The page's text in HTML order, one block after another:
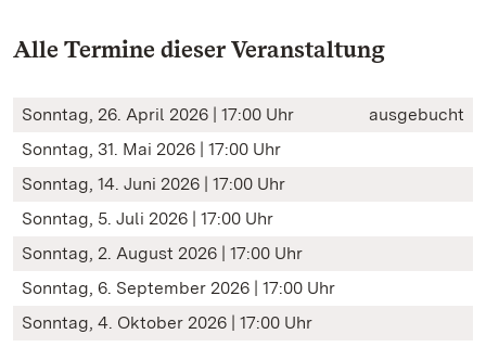
Alle Termine dieser Veranstaltung
Sonntag, 26. April 2026 | 17:00 Uhr
ausgebucht
Sonntag, 31. Mai 2026 | 17:00 Uhr
Sonntag, 14. Juni 2026 | 17:00 Uhr
Sonntag, 5. Juli 2026 | 17:00 Uhr
Sonntag, 2. August 2026 | 17:00 Uhr
Sonntag, 6. September 2026 | 17:00 Uhr
Sonntag, 4. Oktober 2026 | 17:00 Uhr